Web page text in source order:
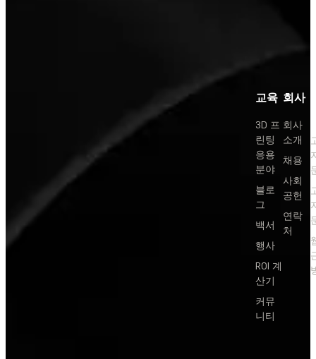
교육
3D 프
린팅
응용
분야
블로
그
백서
행사
ROI 계
산기
커뮤
니티
회사
회사
소개
채용
사회
공헌
연락
처